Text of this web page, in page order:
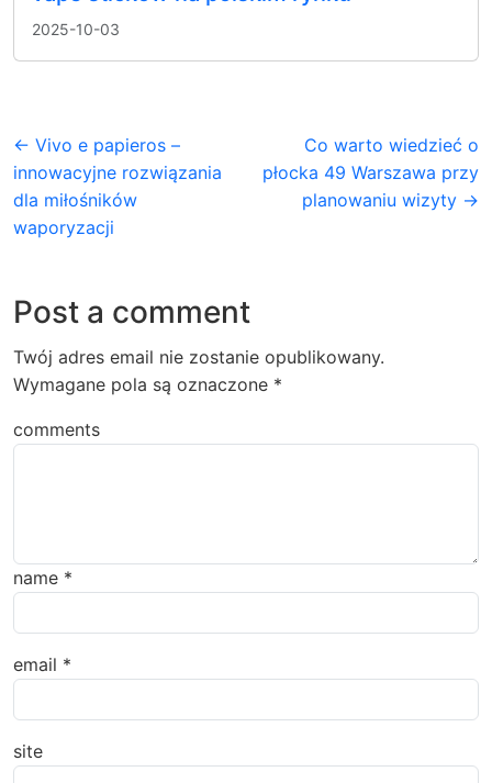
2025-10-03
← Vivo e papieros –
innowacyjne rozwiązania
dla miłośników
waporyzacji
Co warto wiedzieć o
płocka 49 Warszawa przy
planowaniu wizyty →
Post a comment
Twój adres email nie zostanie opublikowany.
Wymagane pola są oznaczone *
comments
name *
email *
site